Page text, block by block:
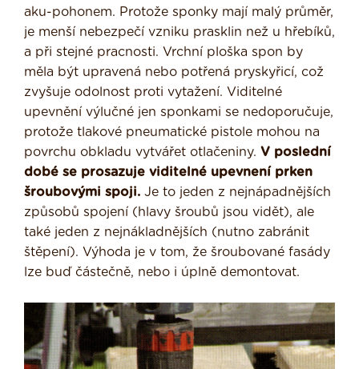
aku-pohonem. Protože sponky mají malý průměr,
je menší nebezpečí vzniku prasklin než u hřebíků,
a při stejné pracnosti. Vrchní ploška spon by
měla být upravená nebo potřená pryskyřicí, což
zvyšuje odolnost proti vytažení. Viditelné
upevnění výlučné jen sponkami se nedoporučuje,
protože tlakové pneumatické pistole mohou na
povrchu obkladu vytvářet otlačeniny. V poslední
dobé se prosazuje viditelné upevnení prken
šroubovými spoji. Je to jeden z nejnápadnějších
způsobů spojení (hlavy šroubů jsou vidět), ale
také jeden z nejnákladnějších (nutno zabránit
štěpení). Výhoda je v tom, že šroubované fasády
lze buď částečně, nebo i úplně demontovat.